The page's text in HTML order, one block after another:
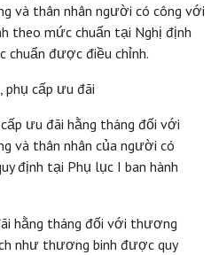
và thân nhân người có công với
theo mức chuẩn tại Nghị định
chuẩn được điều chỉnh.
cấp ưu đãi
ưu đãi hằng tháng đối với
và thân nhân của người có
định tại Phụ lục I ban hành
hằng tháng đối với thương
như thương binh được quy